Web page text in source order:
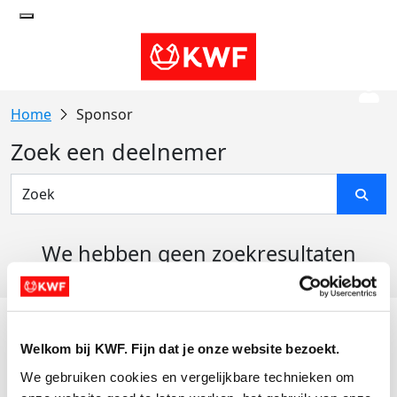
Welkom bij KWF. Fijn dat je onze website bezoekt.
We gebruiken cookies en vergelijkbare technieken om
Sponsor
Zoek een deelnemer
We hebben geen zoekresultaten
Actiematerialen
Evenementen